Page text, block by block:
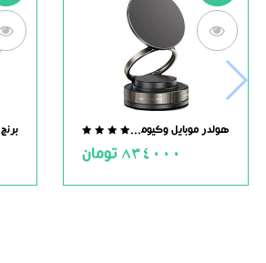
out
5
هولدر موبایل وکیومی مگنت دار
834000 تومان